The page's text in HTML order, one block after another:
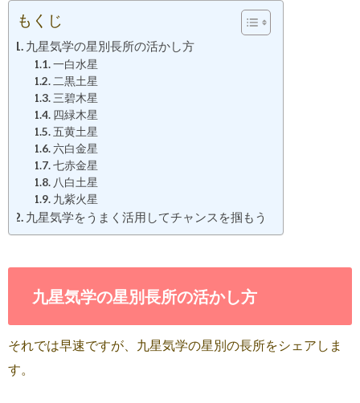
もくじ
九星気学の星別長所の活かし方
一白水星
二黒土星
三碧木星
四緑木星
五黄土星
六白金星
七赤金星
八白土星
九紫火星
九星気学をうまく活用してチャンスを掴もう
九星気学の星別長所の活かし方
それでは早速ですが、九星気学の星別の長所をシェアしま
す。